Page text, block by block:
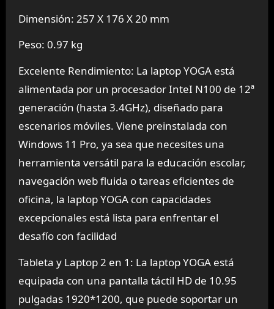
Dimensión: 257 X 176 X 20 mm
Peso: 0.97 kg
Excelente Rendimiento: La laptop YOGA está
alimentada por un procesador InteI N100 de 12ª
generación (hasta 3.4GHz), diseñado para
escenarios móviles. Viene preinstalada con
Windows 11 Pro, ya sea que necesites una
herramienta versátil para la educación escolar,
navegación web fluida o tareas eficientes de
oficina, la laptop YOGA con capacidades
excepcionales está lista para enfrentar el
desafío con facilidad
Tableta y Laptop 2 en 1: La laptop YOGA está
equipada con una pantalla táctil HD de 10.95
pulgadas 1920*1200, que puede soportar un